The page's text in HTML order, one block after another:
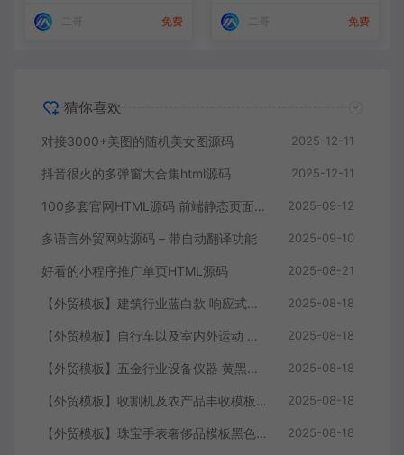
免费 免费
猜你喜欢
对接3000+美图的随机美女图源码 2025-12-11
抖音很火的多弹窗大合集html源码 2025-12-11
100多套官网HTML源码 前端静态页面源码 2025-09-12
多语言外贸网站源码 – 带自动翻译功能 2025-09-10
好看的小程序推广单页HTML源码 2025-08-21
【外贸模板】建筑行业蓝白款 响应式模板静态html文件 2025-08-18
【外贸模板】自行车以及室内外运动 黑灰 响应式模板静态html文件 2025-08-18
【外贸模板】五金行业设备仪器 黄黑款 响应式模板静态html文件 2025-08-18
【外贸模板】收割机及农产品丰收模板 绿色 响应式模板静态html文件 2025-08-18
【外贸模板】珠宝手表奢侈品模板黑色 响应式模板静态html文件 2025-08-18